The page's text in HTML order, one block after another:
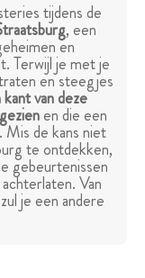
tijdens de
, een
en
Terwijl je met je
en steegjes
van deze
en die een
de kans niet
te ontdekken,
gebeurtenissen
Van
je een andere